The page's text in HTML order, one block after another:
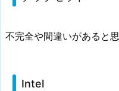
不完全や間違いがあると思
Intel